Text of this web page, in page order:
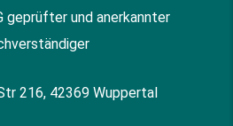
geprüfter und anerkannter
216, 42369 Wuppertal